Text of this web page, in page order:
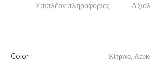
Επιπλέον πληροφορίες
Color Κίτρινο,